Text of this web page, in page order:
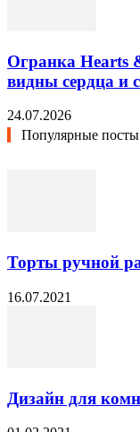
Огранка Hearts
видны сердца и
24.07.2026
Популярные посты
Торты ручной
16.07.2021
Дизайн для